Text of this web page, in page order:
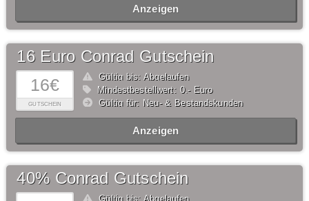
Anzeigen
16€
GUTSCHEIN
16 Euro Conrad Gutschein
Gültig bis: Abgelaufen
Mindestbestellwert: 0,- Euro
Gültig für: Neu- & Bestandskunden
Anzeigen
40% Conrad Gutschein
Gültig bis: Abgelaufen